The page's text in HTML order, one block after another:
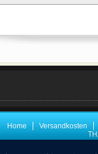
Home Versandkosten